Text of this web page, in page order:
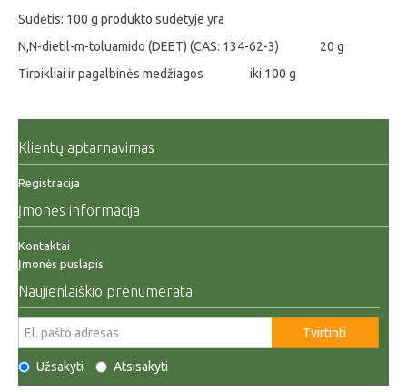
Sudėtis: 100 g produkto sudėtyje yra
N,N-dietil-m-toluamido (DEET) (CAS: 134-62-3) 20 g
Tirpikliai ir pagalbinės medžiagos iki 100 g
Klientų aptarnavimas
Registracija
Įmonės informacija
Kontaktai
Įmonės puslapis
Naujienlaiškio prenumerata
Tvirtinti
Užsakyti Atsisakyti